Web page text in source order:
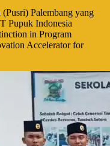
Palembang yang
Pupuk Indonesia
in Program
Accelerator for